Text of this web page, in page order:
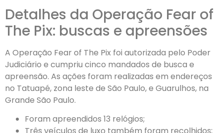
Detalhes da Operação Fear of
The Pix: buscas e apreensões
A Operação Fear of The Pix foi autorizada pelo Poder
Judiciário e cumpriu cinco mandados de busca e
apreensão. As ações foram realizadas em endereços
no Tatuapé, zona leste de São Paulo, e Guarulhos, na
Grande São Paulo.
Foram apreendidos 13 relógios;